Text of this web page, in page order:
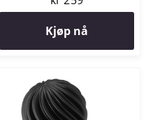
Kjøp nå